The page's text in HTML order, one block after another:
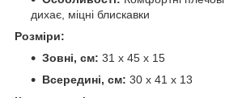
дихає, міцні блискавки
Розміри:
Зовні, см: 31 х 45 х 15
Всередині, см: 30 х 41 х 13